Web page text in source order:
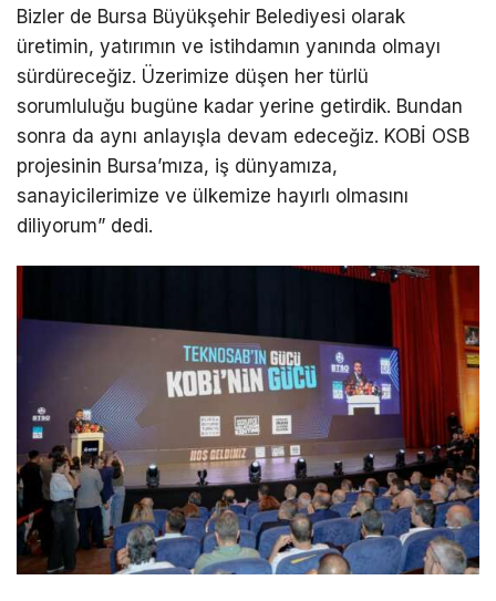
Bizler de Bursa Büyükşehir Belediyesi olarak
üretimin, yatırımın ve istihdamın yanında olmayı
sürdüreceğiz. Üzerimize düşen her türlü
sorumluluğu bugüne kadar yerine getirdik. Bundan
sonra da aynı anlayışla devam edeceğiz. KOBİ OSB
projesinin Bursa’mıza, iş dünyamıza,
sanayicilerimize ve ülkemize hayırlı olmasını
diliyorum” dedi.